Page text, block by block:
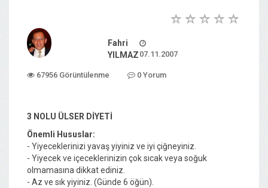
Fahri
YILMAZ 07.11.2007
67956 Görüntülenme 0 Yorum
3 NOLU ÜLSER DİYETİ
Önemli Hususlar:
- Yiyeceklerinizi yavaş yiyiniz ve iyi çiğneyiniz.
- Yiyecek ve içeceklerinizin çok sıcak veya soğuk
olmamasına dikkat ediniz.
- Az ve sık yiyiniz. (Günde 6 öğün).